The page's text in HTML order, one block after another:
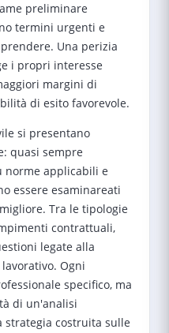
preliminare
termini urgenti e
Una perizia
i propri interesse
margini di
di esito favorevole.
si presentano
quasi sempre
norme applicabili e
essere esaminareati
Tra le tipologie
contrattuali,
legate alla
Ogni
specifico, ma
di un'analisi
strategia costruita sulle